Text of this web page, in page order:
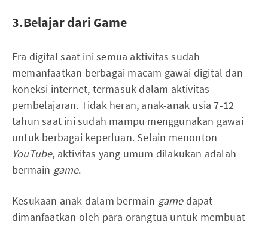
3.Belajar dari Game
Era digital saat ini semua aktivitas sudah
memanfaatkan berbagai macam gawai digital dan
koneksi internet, termasuk dalam aktivitas
pembelajaran. Tidak heran, anak-anak usia 7-12
tahun saat ini sudah mampu menggunakan gawai
untuk berbagai keperluan. Selain menonton
YouTube, aktivitas yang umum dilakukan adalah
bermain game.
Kesukaan anak dalam bermain gamedapat
dimanfaatkan oleh para orangtua untuk membuat